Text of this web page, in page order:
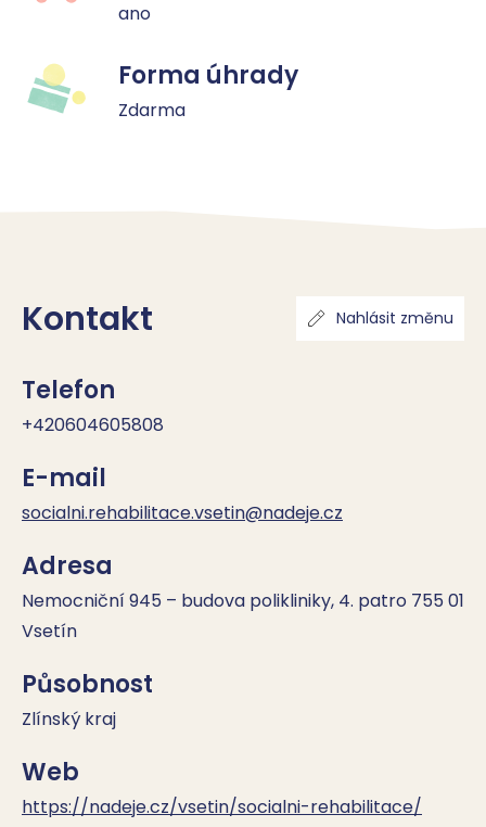
ano
Forma úhrady
Zdarma
Kontakt Nahlásit změnu
Telefon
+420604605808
E-mail
socialni.rehabilitace.vsetin@nadeje.cz
Adresa
Nemocniční 945 – budova polikliniky, 4. patro 755 01
Vsetín
Působnost
Zlínský kraj
Web
https://nadeje.cz/vsetin/socialni-rehabilitace/